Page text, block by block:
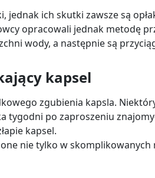
ich skutki zawsze są
opracowali jednak metodę
wody, a następnie są
kapsel
zgubienia kapsla.
tygodni po zaproszeniu
kapsel.
nie tylko w